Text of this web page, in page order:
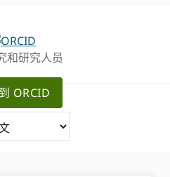
和研究人员
ORCID